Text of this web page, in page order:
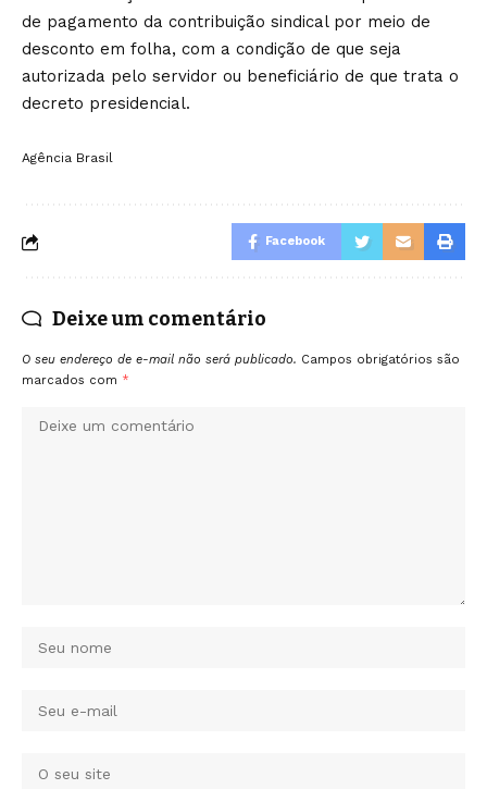
de pagamento da contribuição sindical por meio de
desconto em folha, com a condição de que seja
autorizada pelo servidor ou beneficiário de que trata o
decreto presidencial.
Agência Brasil
Facebook
Deixe um comentário
O seu endereço de e-mail não será publicado. Campos obrigatórios são
marcados com *